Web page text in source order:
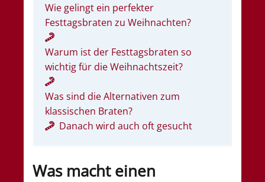
Wie gelingt ein perfekter
Festtagsbraten zu Weihnachten?
Warum ist der Festtagsbraten so
wichtig für die Weihnachtszeit?
Was sind die Alternativen zum
klassischen Braten?
Danach wird auch oft gesucht
Was macht einen